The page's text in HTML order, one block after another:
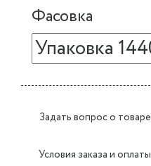
Фасовка
Задать вопрос о товаре
Условия заказа и оплаты